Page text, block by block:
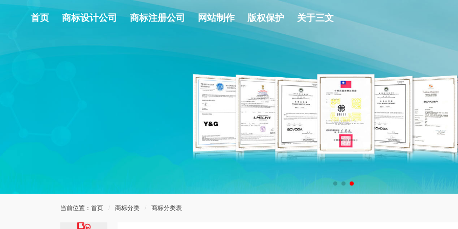
首页 商标设计公司 商标注册公司 网站制作 版权保护 关于三文
当前位置： 首页 / 商标分类 / 商标分类表
第06类五金器
具
第10类医疗器
械